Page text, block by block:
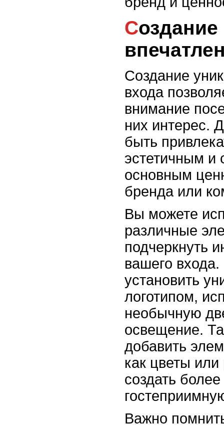
Создание первого
Создание
входа
внимание
них интерес.
быть
эстетичным и
основным
бренда или
Вы можете
различные
подчеркнуть
вашего
установить
логотипом,
необычную
освещение.
добавить
как цветы
создать
Важно